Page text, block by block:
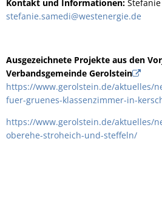
Kontakt und Informationen:
stefanie.samedi@westenergie.de
Ausgezeichnete Projekte aus den
Verbandsgemeinde Gerolstein
https://www.gerolstein.de/aktuelles/
fuer-gruenes-klassenzimmer-in-
https://www.gerolstein.de/aktuelles/
oberehe-stroheich-und-steffeln/